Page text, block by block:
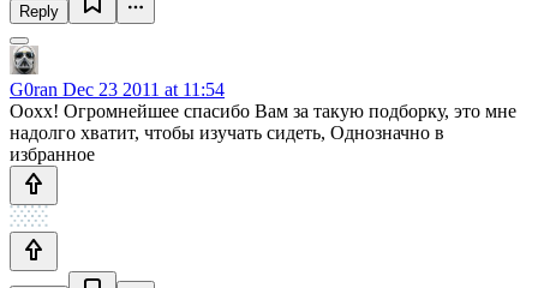
Reply
G0ran Dec 23 2011 at 11:54
Оохх! Огромнейшее спасибо Вам за такую подборку, это мне
надолго хватит, чтобы изучать сидеть, Однозначно в
избранное